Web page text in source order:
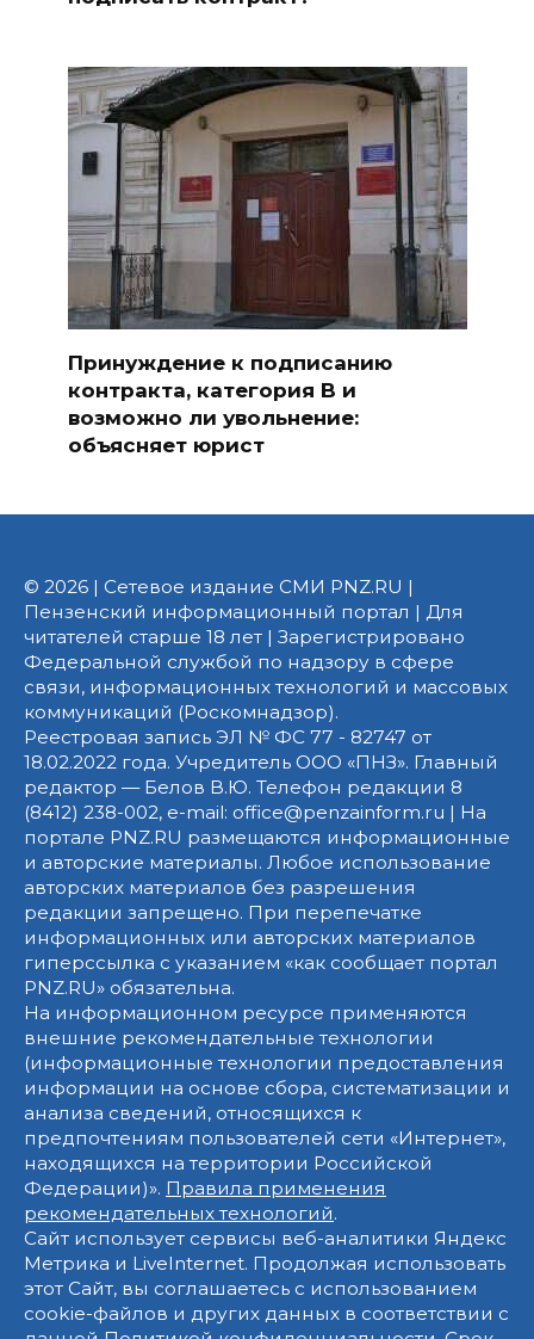
Принуждение к подписанию
контракта, категория B и
возможно ли увольнение:
объясняет юрист
© 2026 | Сетевое издание СМИ PNZ.RU |
Пензенский информационный портал | Для
читателей старше 18 лет | Зарегистрировано
Федеральной службой по надзору в сфере
связи, информационных технологий и массовых
коммуникаций (Роскомнадзор).
Реестровая запись ЭЛ № ФС 77 - 82747 от
18.02.2022 года. Учредитель ООО «ПНЗ». Главный
редактор — Белов В.Ю. Телефон редакции 8
(8412) 238-002, e-mail: office@penzainform.ru | На
портале PNZ.RU размещаются информационные
и авторские материалы. Любое использование
авторских материалов без разрешения
редакции запрещено. При перепечатке
информационных или авторских материалов
гиперссылка с указанием «как сообщает портал
PNZ.RU» обязательна.
На информационном ресурсе применяются
внешние рекомендательные технологии
(информационные технологии предоставления
информации на основе сбора, систематизации и
анализа сведений, относящихся к
предпочтениям пользователей сети «Интернет»,
находящихся на территории Российской
Федерации)». Правила применения
рекомендательных технологий.
Сайт использует сервисы веб-аналитики Яндекс
Метрика и LiveInternet. Продолжая использовать
этот Сайт, вы соглашаетесь с использованием
cookie-файлов и других данных в соответствии с